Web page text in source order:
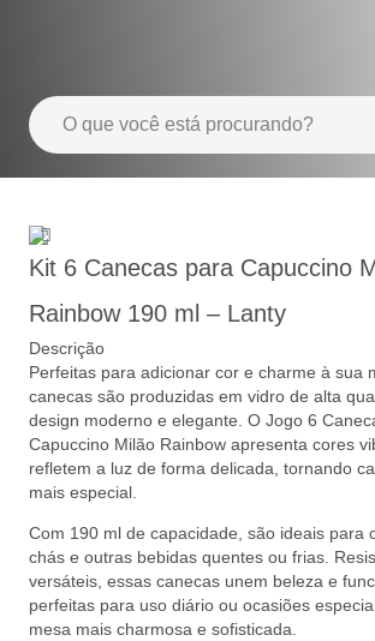
Kit 6 Canecas para Capuccino
Rainbow 190 ml – Lanty
Descrição
Perfeitas para adicionar cor e charme à sua
canecas são produzidas em vidro de alta
design moderno e elegante. O Jogo 6
Capuccino Milão Rainbow apresenta cores
refletem a luz de forma delicada, tornando
mais especial.
Com 190 ml de capacidade, são ideais para
chás e outras bebidas quentes ou frias.
versáteis, essas canecas unem beleza e
perfeitas para uso diário ou ocasiões
mesa mais charmosa e sofisticada.